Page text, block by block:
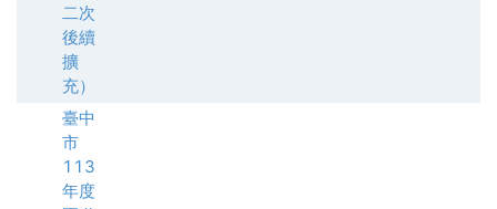
二次
後續
擴
充）
臺中
市
113
年度